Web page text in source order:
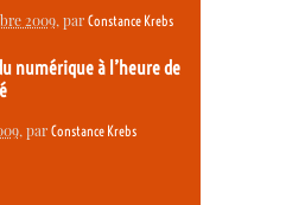
2009, par Constance Krebs
numérique à l’heure de
, par Constance Krebs